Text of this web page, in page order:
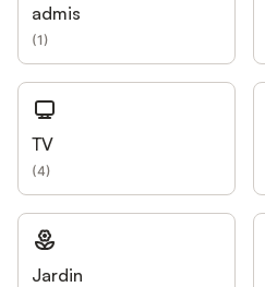
admis
(1)
TV
(4)
Jardin